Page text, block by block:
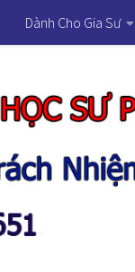
Dành Cho Gia Sư